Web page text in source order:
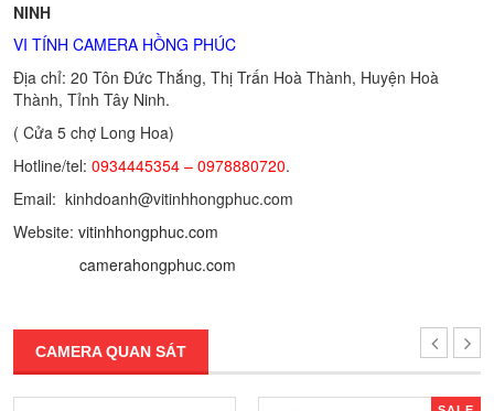
NINH
VI TÍNH CAMERA HỒNG PHÚC
Địa chỉ: 20 Tôn Đức Thắng, Thị Trấn Hoà Thành, Huyện Hoà
Thành, Tỉnh Tây Ninh.
( Cửa 5 chợ Long Hoa)
Hotline/tel: 0934445354 – 0978880720.
Email: kinhdoanh@vitinhhongphuc.com
Website: vitinhhongphuc.com
camerahongphuc.com
CAMERA QUAN SÁT